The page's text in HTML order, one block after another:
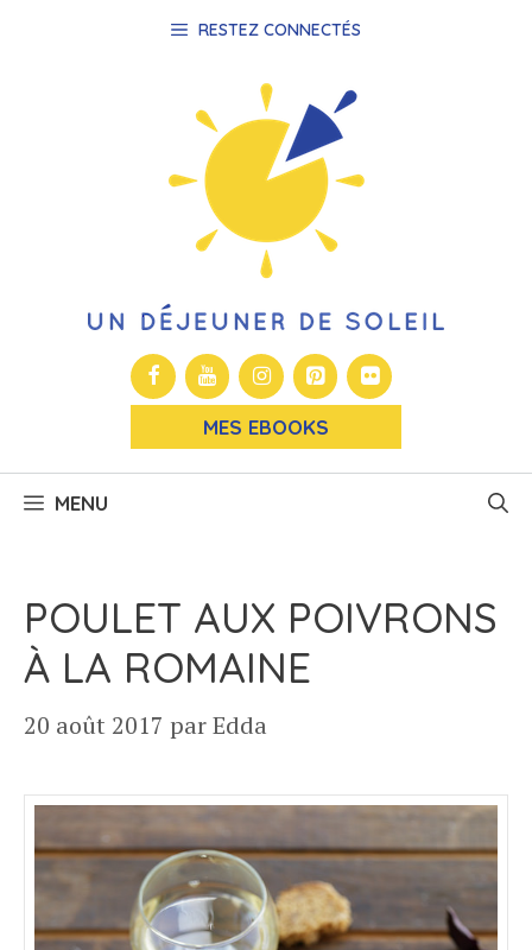
RESTEZ CONNECTÉS
MES EBOOKS
MENU
POULET AUX POIVRONS
À LA ROMAINE
20 août 2017 parEdda